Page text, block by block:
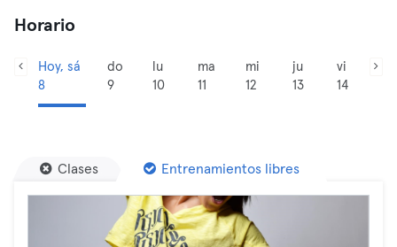
Horario
Hoy, sá
8
do
9
lu
10
ma
11
mi
12
ju
13
vi
14
Clases Entrenamientos libres